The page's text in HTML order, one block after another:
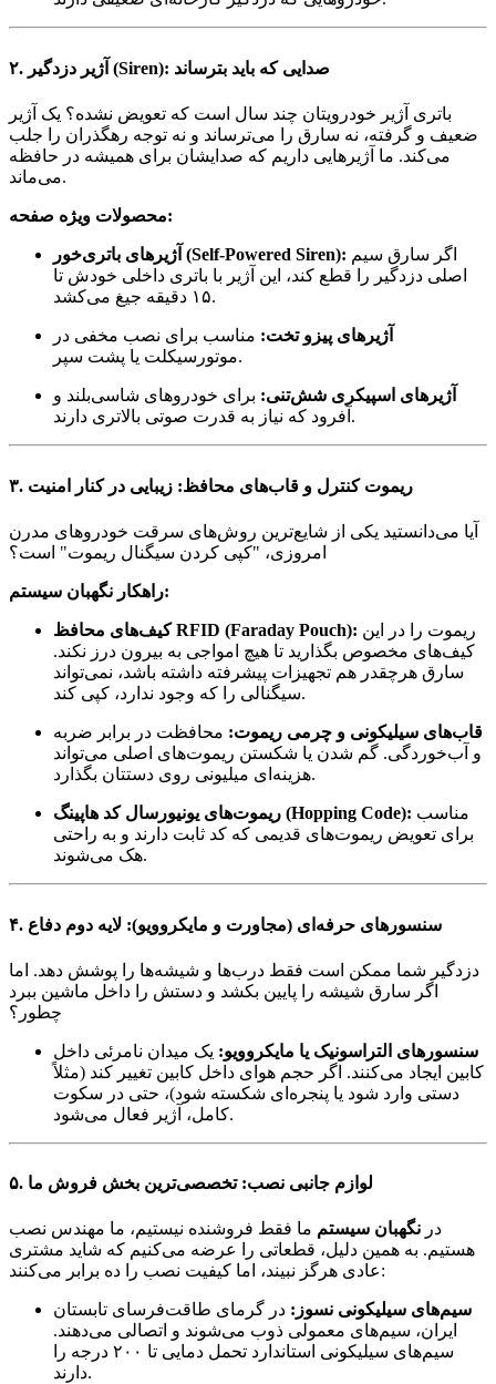
۲. آژیر دزدگیر (Siren): صدایی که باید بترساند
باتری آژیر خودرویتان چند سال است که تعویض نشده؟ یک آژیر
ضعیف و گرفته، نه سارق را می‌ترساند و نه توجه رهگذران را جلب
می‌کند. ما آژیرهایی داریم که صدایشان برای همیشه در حافظه
می‌ماند.
محصولات ویژه صفحه:
آژیرهای باتری‌خور (Self-Powered Siren):
اصلی دزدگیر را قطع کند، این آژیر با باتری داخلی خودش تا
۱۵ دقیقه جیغ می‌کشد.
آژیرهای پیزو تخت: مناسب برای نصب مخفی در
موتورسیکلت یا پشت سپر.
آژیرهای اسپیکری شش‌تنی: برای خودروهای شاسی‌بلند و
آفرود که نیاز به قدرت صوتی بالاتری دارند.
۳. ریموت کنترل و قاب‌های محافظ: زیبایی در کنار امنیت
آیا می‌دانستید یکی از شایع‌ترین روش‌های سرقت خودروهای مدرن
امروزی، "کپی کردن سیگنال ریموت" است؟
راهکار نگهبان سیستم:
کیف‌های محافظ RFID (Faraday Pouch):
کیف‌های مخصوص بگذارید تا هیچ امواجی به بیرون درز نکند.
سارق هرچقدر هم تجهیزات پیشرفته داشته باشد، نمی‌تواند
سیگنالی را که وجود ندارد، کپی کند.
قاب‌های سیلیکونی و چرمی ریموت: محافظت در برابر ضربه
و آب‌خوردگی. گم شدن یا شکستن ریموت‌های اصلی می‌تواند
هزینه‌ای میلیونی روی دستتان بگذارد.
ریموت‌های یونیورسال کد هاپینگ (Hopping Code):
برای تعویض ریموت‌های قدیمی که کد ثابت دارند و به راحتی
هک می‌شوند.
۴. سنسورهای حرفه‌ای (مجاورت و مایکروویو): لایه دوم دفاع
دزدگیر شما ممکن است فقط درب‌ها و شیشه‌ها را پوشش دهد. اما
اگر سارق شیشه را پایین بکشد و دستش را داخل ماشین ببرد
چطور؟
سنسورهای التراسونیک یا مایکروویو: یک میدان نامرئی داخل
کابین ایجاد می‌کنند. اگر حجم هوای داخل کابین تغییر کند (مثلاً
دستی وارد شود یا پنجره‌ای شکسته شود)، حتی در سکوت
کامل، آژیر فعال می‌شود.
۵. لوازم جانبی نصب: تخصصی‌ترین بخش فروش ما
در نگهبان سیستم ما فقط فروشنده نیستیم، ما مهندس نصب
هستیم. به همین دلیل، قطعاتی را عرضه می‌کنیم که شاید مشتری
عادی هرگز نبیند، اما کیفیت نصب را ده برابر می‌کنند:
سیم‌های سیلیکونی نسوز: در گرمای طاقت‌فرسای تابستان
ایران، سیم‌های معمولی ذوب می‌شوند و اتصالی می‌دهند.
سیم‌های سیلیکونی استاندارد تحمل دمایی تا ۲۰۰ درجه را
دارند.